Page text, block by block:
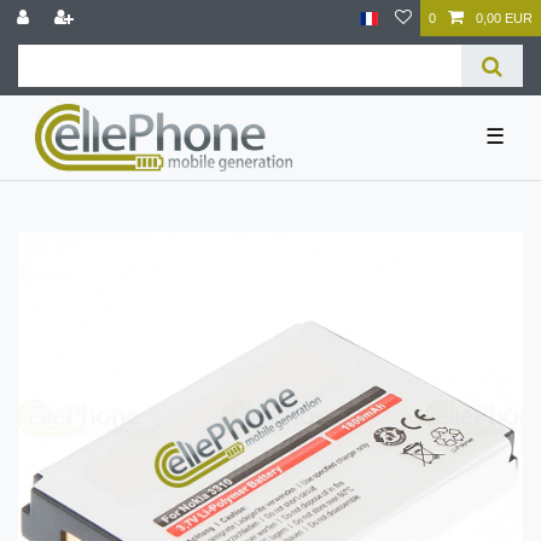
0 0,00 EUR
☰